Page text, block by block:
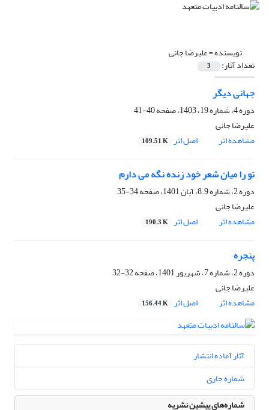
نویسنده =علیرضا جانی
تعداد آثار: 3
جهانی دیگر
دوره 4، شماره 19، 1403، صفحه
40-41
علیرضا جانی
مشاهده اثر
اصل اثر 109.51 K
تو را میان شعر خود زنده نگه می دارم
دوره 2، شماره 8.9، آبان 1401، صفحه
34-35
علیرضا جانی
مشاهده اثر
اصل اثر 190.3 K
پنجره
دوره 2، شماره 7، شهریور 1401، صفحه
32-32
علیرضا جانی
مشاهده اثر
اصل اثر 156.44 K
آثار آماده انتشار
شماره جاری
شماره‌های پیشین نشریه